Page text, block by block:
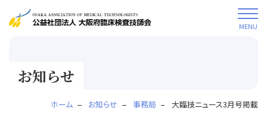
MENU
お知らせ
ホーム お知らせ 事務局 大臨技ニュース3月号掲載